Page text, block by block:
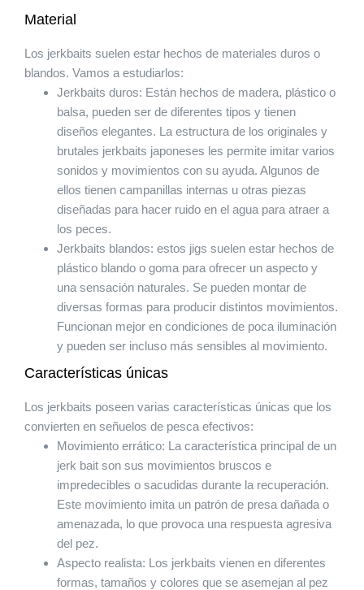
Material
Los jerkbaits suelen estar hechos de materiales duros o
blandos. Vamos a estudiarlos:
Jerkbaits duros: Están hechos de madera, plástico o
balsa, pueden ser de diferentes tipos y tienen
diseños elegantes. La estructura de los originales y
brutales jerkbaits japoneses les permite imitar varios
sonidos y movimientos con su ayuda. Algunos de
ellos tienen campanillas internas u otras piezas
diseñadas para hacer ruido en el agua para atraer a
los peces.
Jerkbaits blandos: estos jigs suelen estar hechos de
plástico blando o goma para ofrecer un aspecto y
una sensación naturales. Se pueden montar de
diversas formas para producir distintos movimientos.
Funcionan mejor en condiciones de poca iluminación
y pueden ser incluso más sensibles al movimiento.
Características únicas
Los jerkbaits poseen varias características únicas que los
convierten en señuelos de pesca efectivos:
Movimiento errático: La característica principal de un
jerk bait son sus movimientos bruscos e
impredecibles o sacudidas durante la recuperación.
Este movimiento imita un patrón de presa dañada o
amenazada, lo que provoca una respuesta agresiva
del pez.
Aspecto realista: Los jerkbaits vienen en diferentes
formas, tamaños y colores que se asemejan al pez